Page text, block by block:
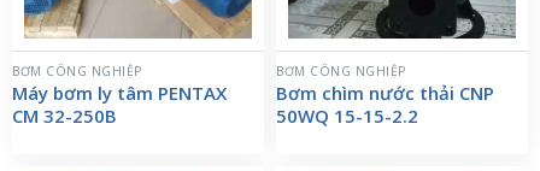
BƠM CÔNG NGHIỆP
Máy bơm ly tâm PENTAX
CM 32-250B
BƠM CÔNG NGHIỆP
Bơm chìm nước thải CNP
50WQ 15-15-2.2